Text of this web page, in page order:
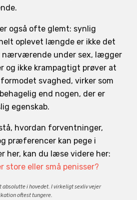
også ofte glemt: synlig
oplevet længde er ikke det
nærværende under sex, lægger
og ikke krampagtigt prøver at
svaghed, virker som
end nogen, der er
egenskab.
hvordan forventninger,
præferencer kan pege i
her, kan du læse videre her:
store eller små penisser?
i hovedet. I virkeligt sexliv vejer
oftest tungere.